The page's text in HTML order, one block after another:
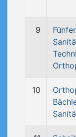
9
Fünfer
10